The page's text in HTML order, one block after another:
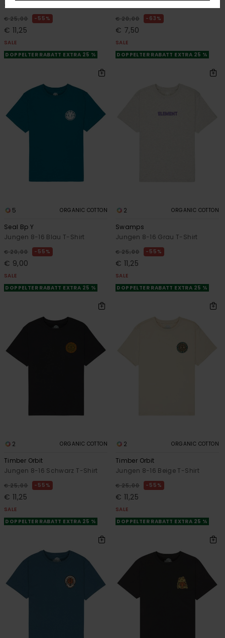
Jungen 8-16 Schwarz T-Shirt
€ 25,00 55%
€ 11,25
SALE
DOPPELTER RABATT EXTRA 25 %
€ 20,00 63%
€ 7,50
SALE
DOPPELTER RABATT EXTRA 25 %
5 ORGANIC COTTON
Seal Bp Y
Jungen 8-16 Blau T-Shirt
€ 20,00 55%
€ 9,00
SALE
DOPPELTER RABATT EXTRA 25 %
2 ORGANIC COTTON
Swamps
Jungen 8-16 Grau T-Shirt
€ 25,00 55%
€ 11,25
SALE
DOPPELTER RABATT EXTRA 25 %
2 ORGANIC COTTON
Timber Orbit
Jungen 8-16 Schwarz T-Shirt
€ 25,00 55%
€ 11,25
SALE
DOPPELTER RABATT EXTRA 25 %
2 ORGANIC COTTON
Timber Orbit
Jungen 8-16 Beige T-Shirt
€ 25,00 55%
€ 11,25
SALE
DOPPELTER RABATT EXTRA 25 %